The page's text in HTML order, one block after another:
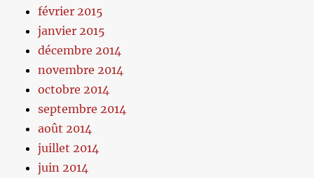
février 2015
janvier 2015
décembre 2014
novembre 2014
octobre 2014
septembre 2014
août 2014
juillet 2014
juin 2014